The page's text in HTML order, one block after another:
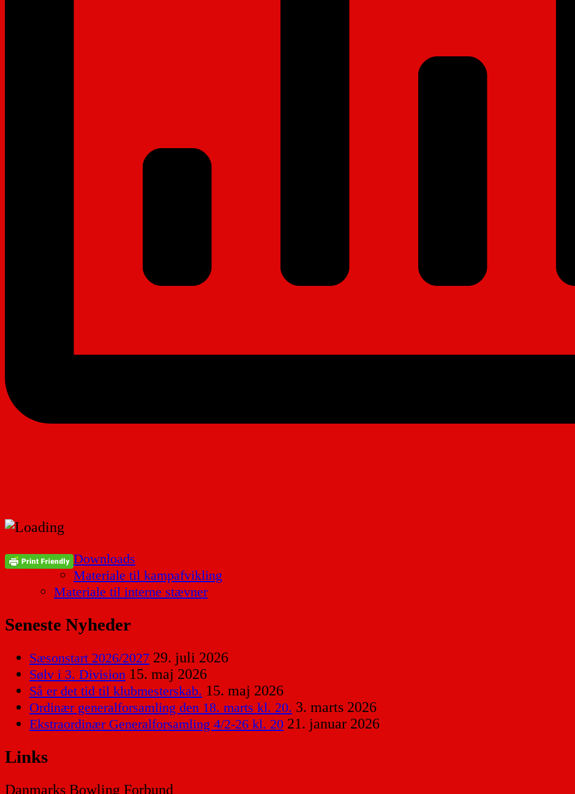
Downloads
Materiale til kampafvikling
Materiale til interne stævner
Seneste Nyheder
Sæsonstart 2026/2027 29. juli 2026
Sølv i 3. Division 15. maj 2026
Så er det tid til klubmesterskab. 15. maj 2026
Ordinær generalforsamling den 18. marts kl. 20. 3. marts 2026
Ekstraordinær Generalforsamling 4/2-26 kl. 20 21. januar 2026
Links
Danmarks Bowling Forbund